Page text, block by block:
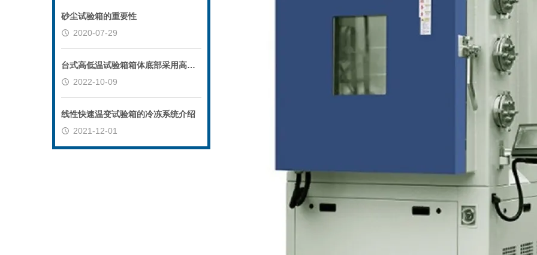
砂尘试验箱的重要性
2020-07-29
台式高低温试验箱箱体底部采用高质量PU活动轮
2022-10-09
线性快速温变试验箱的冷冻系统介绍
2021-12-01